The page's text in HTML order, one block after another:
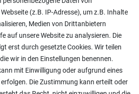
(z.B. IP-Adresse), um z.B. Inhalte
Medien von Drittanbietern
auf unsere Website zu analysieren. Die
erst durch gesetzte Cookies. Wir teilen
wir in den Einstellungen benennen.
mit Einwilligung oder aufgrund eines
Die Zustimmung kann erteilt oder